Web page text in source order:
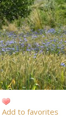
Add to favorites